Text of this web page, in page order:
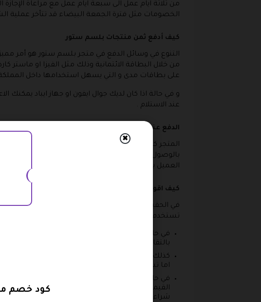
من ثلاثة ايام عمل الى سبعة ايام عمل مع مراعاة
الخصومات مثل فترة الجمعة البيضاء قد تتأخر عملية
كيف أدفع ثمن منتجات بلسم ستور
التنوع في وسائل الدفع في متجر بلسم ستور هو أمر
من خلال البطاقة الائتمانية وذلك مثل الفيزا او ماستر
على بطاقات مدى و التي يسهل استخدامها داخل المملكة
عند الاستلام .
الدفع عند الاستلام بلسم ستور
المتجر كذلك يوفر خاصية الدفع عند الاستلام و التي من
بالوصول الى باب منزلك و تقوم بالدفع بعد الاستلام
العميل بدفع مبلغ 19 ريال اضافي على ثمن المنتجات من أجل الخدمة .
كيف اقوم بارجاع منتجات بلسم ستور ؟
في الحقيقة فإنه لا يمكن ارجاع واستبدال اي من
تستخدم المنتجات فلا يمكن إرجاعها ولكن المتجر وضع
في حالة إذا تلف المنتج أثناء عملية الشحن من
بالتقاط صورة للمنتج و تم ارسالها للمتجر و الذي
كذلك الاجهزة الكهربائية التي بها عيب مصنعي
اما تبديل المنتج او ارجاع القيمة المالية .
في حالة إذا تم إرجاع القيمة المالية المدفوعة لك
القيمة المالية الى حسابك البنكي بينما الطريقة
شراء على المتجر من أجل الشراء بها مرة اخرى .
✖
كود خصم متجر بلسم